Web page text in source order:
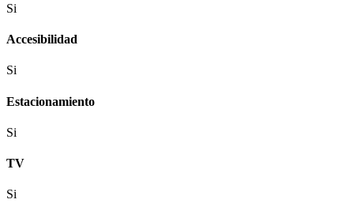
Si
Accesibilidad
Si
Estacionamiento
Si
TV
Si